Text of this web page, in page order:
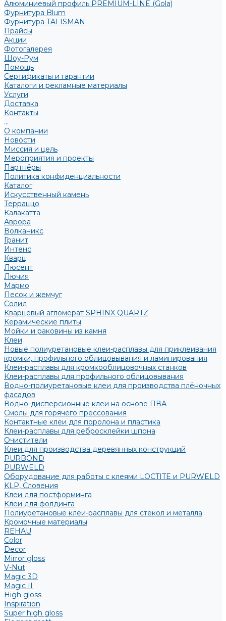
Алюминиевый профиль PREMIUM-LINE (Gola)
Фурнитура Blum
Фурнитура TALISMAN
Прайсы
Акции
Фотогалерея
Шоу-Рум
Помощь
Сертификаты и гарантии
Каталоги и рекламные материалы
Услуги
Доставка
Контакты
...
О компании
Новости
Миссия и цель
Мероприятия и проекты
Партнёры
Политика конфиденциальности
Каталог
Искусственный камень
Терраццо
Калакатта
Аврора
Волканикс
Гранит
Интенс
Кварц
Люсент
Лючия
Мармо
Песок и жемчуг
Солид
Кварцевый агломерат SPHINX QUARTZ
Керамические плиты
Мойки и раковины из камня
Клеи
Новые полиуретановые клеи-расплавы для приклеивания
кромки, профильного облицовывания и ламинирования
Клеи-расплавы для кромкооблицовочных станков
Клеи-расплавы для профильного облицовывания
Водно-полиуретановые клеи для производства плёночных
фасадов
Водно-дисперсионные клеи на основе ПВА
Смолы для горячего прессования
Контактные клеи для поролона и пластика
Клеи-расплавы для ребросклейки шпона
Очистители
Клеи для производства деревянных конструкций
PURBOND
PURWELD
Оборудование для работы с клеями LOCTITE и PURWELD
KLP, Словения
Клеи для постформинга
Клеи для фолдинга
Полиуретановые клеи-расплавы для стёкол и металла
Кромочные материалы
REHAU
Color
Decor
Mirror gloss
V-Nut
Magic 3D
Magic II
High gloss
Inspiration
Super high gloss